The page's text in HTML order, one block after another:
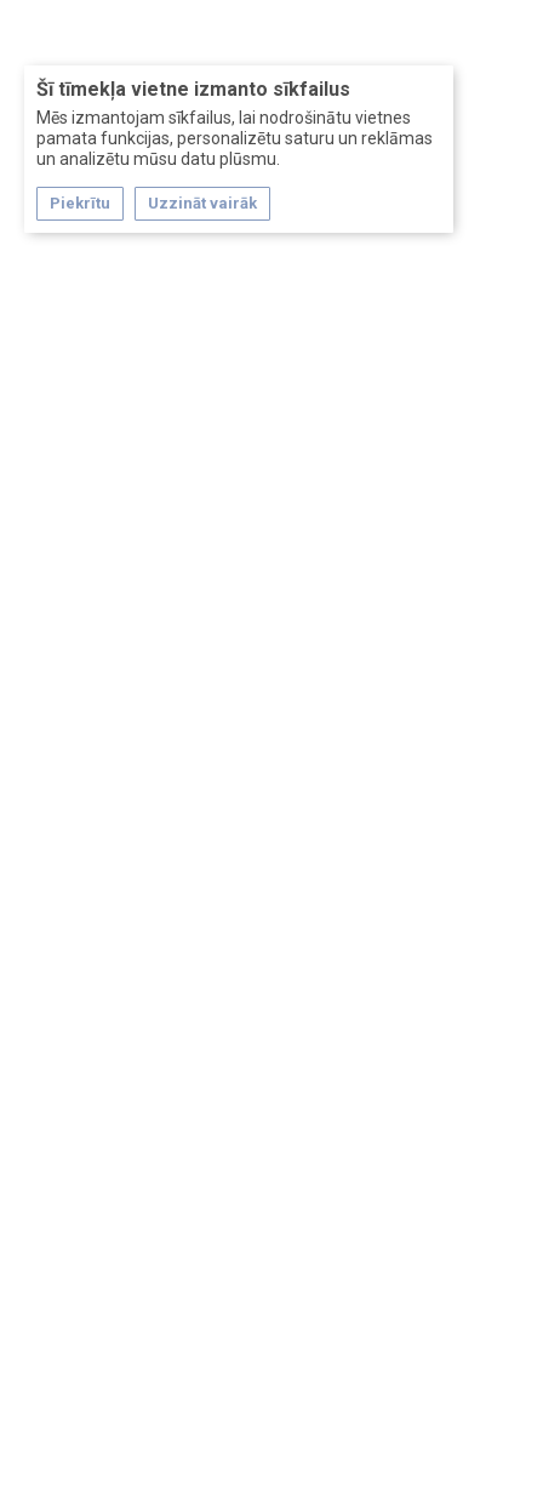
Šī tīmekļa vietne izmanto sīkfailus
Mēs izmantojam sīkfailus, lai nodrošinātu vietnes
pamata funkcijas, personalizētu saturu un reklāmas
un analizētu mūsu datu plūsmu.
Piekrītu Uzzināt vairāk